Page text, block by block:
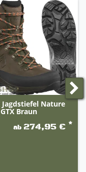
von
Stiefel einzeln
Die Stiefel
leicht
Jagdstiefel Nature
Braun
ab 274,95 € *